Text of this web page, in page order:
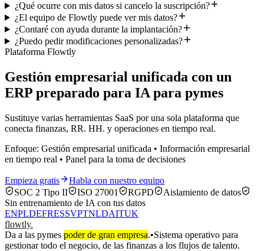
¿Qué ocurre con mis datos si cancelo la suscripción?
¿El equipo de Flowtly puede ver mis datos?
¿Contaré con ayuda durante la implantación?
¿Puedo pedir modificaciones personalizadas?
Plataforma Flowtly
Gestión empresarial unificada con un
ERP preparado para IA para pymes
Sustituye varias herramientas SaaS por una sola plataforma que
conecta finanzas, RR. HH. y operaciones en tiempo real.
Enfoque: Gestión empresarial unificada • Información empresarial
en tiempo real • Panel para la toma de decisiones
Empieza gratis
Habla con nuestro equipo
SOC 2 Tipo II
ISO 27001 RGPD
Aislamiento de datos
Sin entrenamiento de IA con tus datos
ENPLDEFRESSVPTNLDAITUK
flowtly.
Da a las pymes poder de gran empresa.•Sistema operativo para
gestionar todo el negocio, de las finanzas a los flujos de talento.